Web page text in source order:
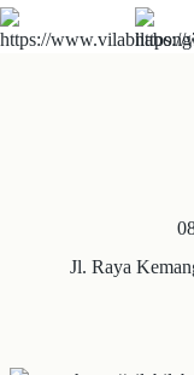
Jl. Raya